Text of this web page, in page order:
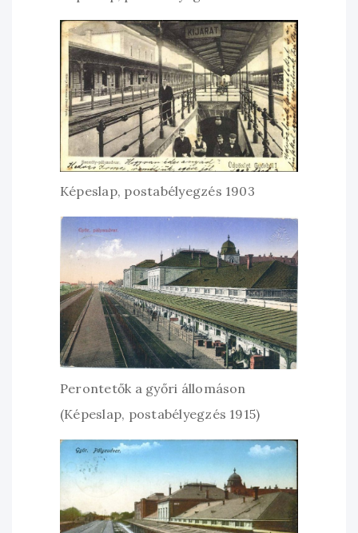
Képeslap, postabélyegzés 1903
Perontetők a győri állomáson
(Képeslap, postabélyegzés 1915)